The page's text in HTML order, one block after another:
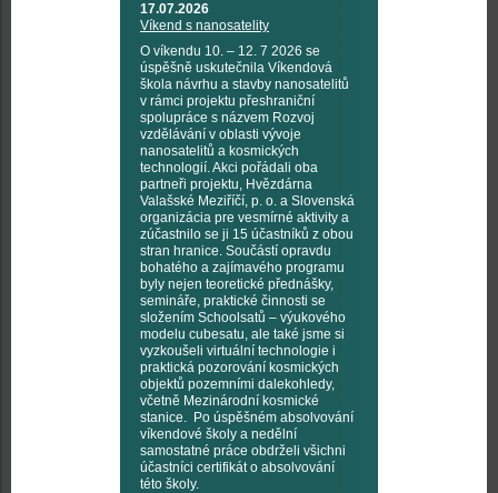
17.07.2026
Víkend s nanosatelity
O víkendu 10. – 12. 7 2026 se
úspěšně uskutečnila Víkendová
škola návrhu a stavby nanosatelitů
v rámci projektu přeshraniční
spolupráce s názvem Rozvoj
vzdělávání v oblasti vývoje
nanosatelitů a kosmických
technologií. Akci pořádali oba
partneři projektu, Hvězdárna
Valašské Meziříčí, p. o. a Slovenská
organizácia pre vesmírné aktivity a
zúčastnilo se ji 15 účastníků z obou
stran hranice. Součástí opravdu
bohatého a zajímavého programu
byly nejen teoretické přednášky,
semináře, praktické činnosti se
složením Schoolsatů – výukového
modelu cubesatu, ale také jsme si
vyzkoušeli virtuální technologie i
praktická pozorování kosmických
objektů pozemními dalekohledy,
včetně Mezinárodní kosmické
stanice. Po úspěšném absolvování
víkendové školy a nedělní
samostatné práce obdrželi všichni
účastníci certifikát o absolvování
této školy.